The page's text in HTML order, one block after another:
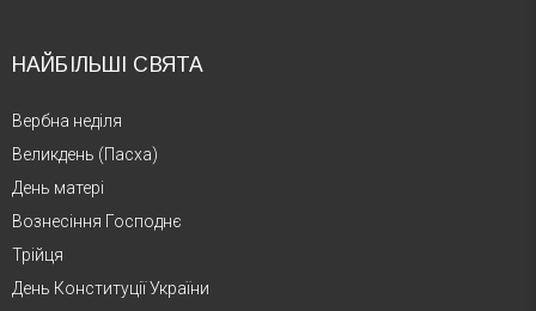
НАЙБІЛЬШІ СВЯТА
Вербна неділя
Великдень (Пасха)
День матері
Вознесіння Господнє
Трійця
День Конституції України